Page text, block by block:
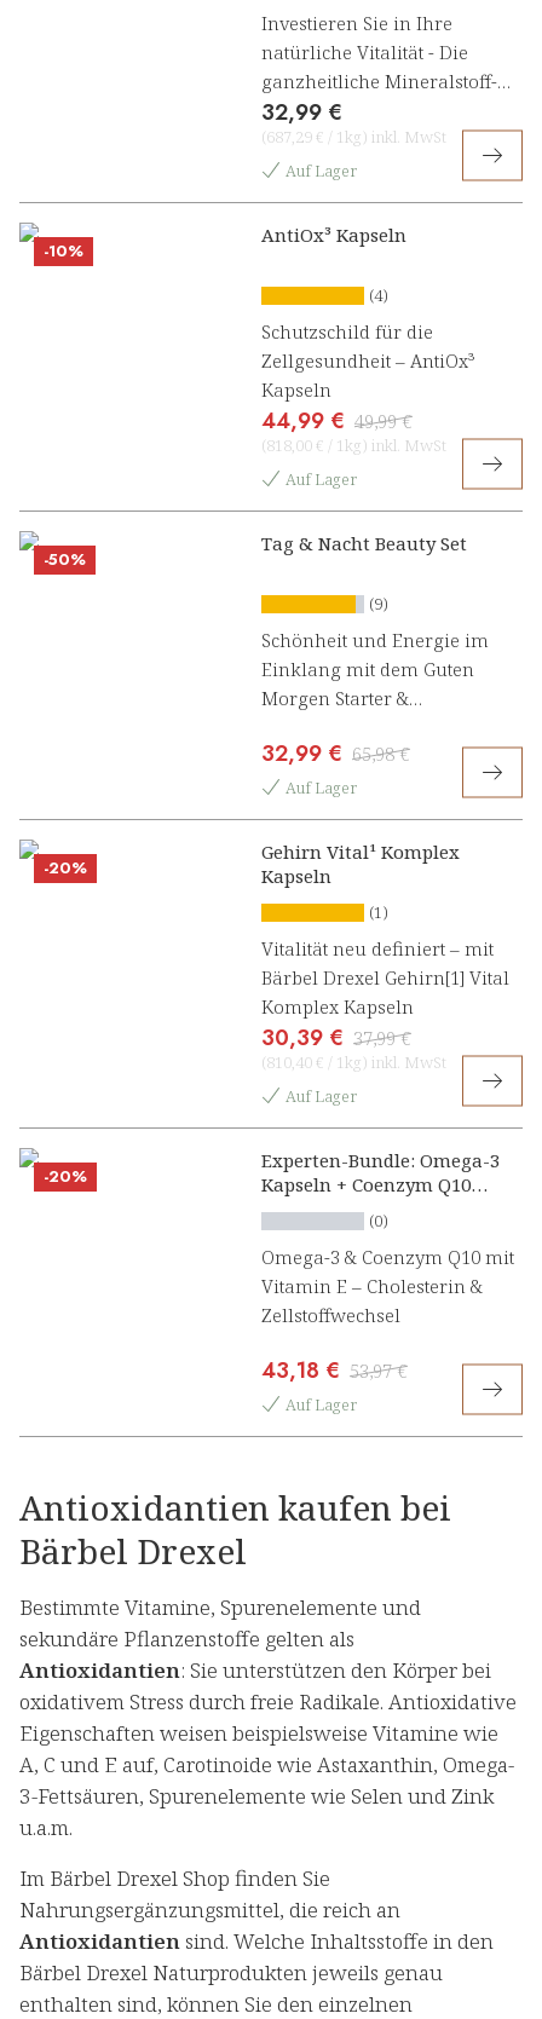
Investieren Sie in Ihre
natürliche Vitalität - Die
ganzheitliche Mineralstoff-
Formel für Energie,
Immunsystem & Zellschutz
32,99 €
(687,29 € / 1kg) inkl. MwSt
Auf Lager
-10%
AntiOx³ Kapseln
(4)
Schutzschild für die
Zellgesundheit – AntiOx³
Kapseln
44,99 € 49,99 €
(818,00 € / 1kg) inkl. MwSt
Auf Lager
-50%
Tag & Nacht Beauty Set
(9)
Schönheit und Energie im
Einklang mit dem Guten
Morgen Starter &
32,99 € 65,98 €
Auf Lager
-20%
Gehirn Vital¹ Komplex
Kapseln
(1)
Vitalität neu definiert – mit
Bärbel Drexel Gehirn[1] Vital
Komplex Kapseln
30,39 € 37,99 €
(810,40 € / 1kg) inkl. MwSt
Auf Lager
-20%
Experten-Bundle: Omega-3
Kapseln + Coenzym Q10
mit Vitamin E Kapseln
(0)
Omega-3 & Coenzym Q10 mit
Vitamin E – Cholesterin &
Zellstoffwechsel
43,18 € 53,97 €
Auf Lager
Antioxidantien kaufen bei
Bärbel Drexel
Bestimmte Vitamine, Spurenelemente und
sekundäre Pflanzenstoffe gelten als
Antioxidantien: Sie unterstützen den Körper bei
oxidativem Stress durch freie Radikale. Antioxidative
Eigenschaften weisen beispielsweise Vitamine wie
A, C und E auf, Carotinoide wie Astaxanthin, Omega-
3-Fettsäuren, Spurenelemente wie Selen und Zink
u.a.m.
Im Bärbel Drexel Shop finden Sie
Nahrungsergänzungsmittel, die reich an
Antioxidantien sind. Welche Inhaltsstoffe in den
Bärbel Drexel Naturprodukten jeweils genau
enthalten sind, können Sie den einzelnen